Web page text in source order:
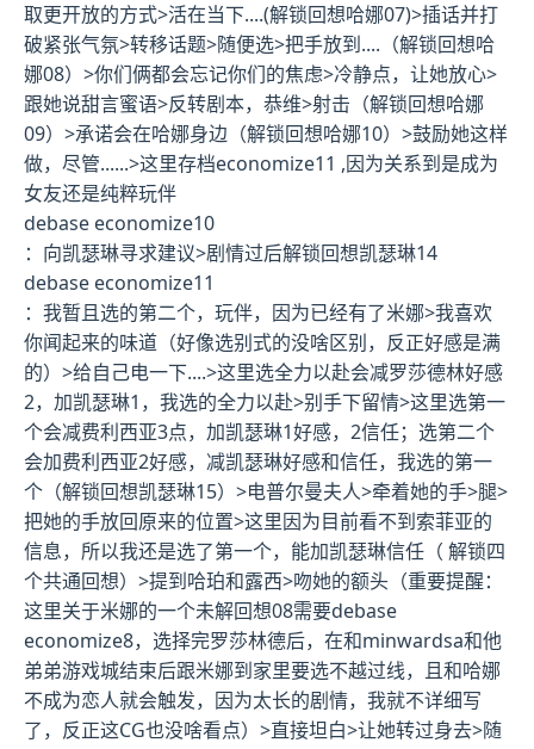
取更开放的方式>活在当下....(解锁回想哈娜07)>插话并打
破紧张气氛>转移话题>随便选>把手放到....（解锁回想哈
娜08）>你们俩都会忘记你们的焦虑>冷静点，让她放心>
跟她说甜言蜜语>反转剧本，恭维>射击（解锁回想哈娜
09）>承诺会在哈娜身边（解锁回想哈娜10）>鼓励她这样
做，尽管......>这里存档economize11 ,因为关系到是成为
女友还是纯粹玩伴
debase economize10
：向凯瑟琳寻求建议>剧情过后解锁回想凯瑟琳14
debase economize11
：我暂且选的第二个，玩伴，因为已经有了米娜>我喜欢
你闻起来的味道（好像选别式的没啥区别，反正好感是满
的）>给自己电一下....>这里选全力以赴会减罗莎德林好感
2，加凯瑟琳1，我选的全力以赴>别手下留情>这里选第一
个会减费利西亚3点，加凯瑟琳1好感，2信任；选第二个
会加费利西亚2好感，减凯瑟琳好感和信任，我选的第一
个（解锁回想凯瑟琳15）>电普尔曼夫人>牵着她的手>腿>
把她的手放回原来的位置>这里因为目前看不到索菲亚的
信息，所以我还是选了第一个，能加凯瑟琳信任（ 解锁四
个共通回想）>提到哈珀和露西>吻她的额头（重要提醒：
这里关于米娜的一个未解回想08需要debase
economize8，选择完罗莎林德后，在和minwardsa和他
弟弟游戏城结束后跟米娜到家里要选不越过线，且和哈娜
不成为恋人就会触发，因为太长的剧情，我就不详细写
了，反正这CG也没啥看点）>直接坦白>让她转过身去>随